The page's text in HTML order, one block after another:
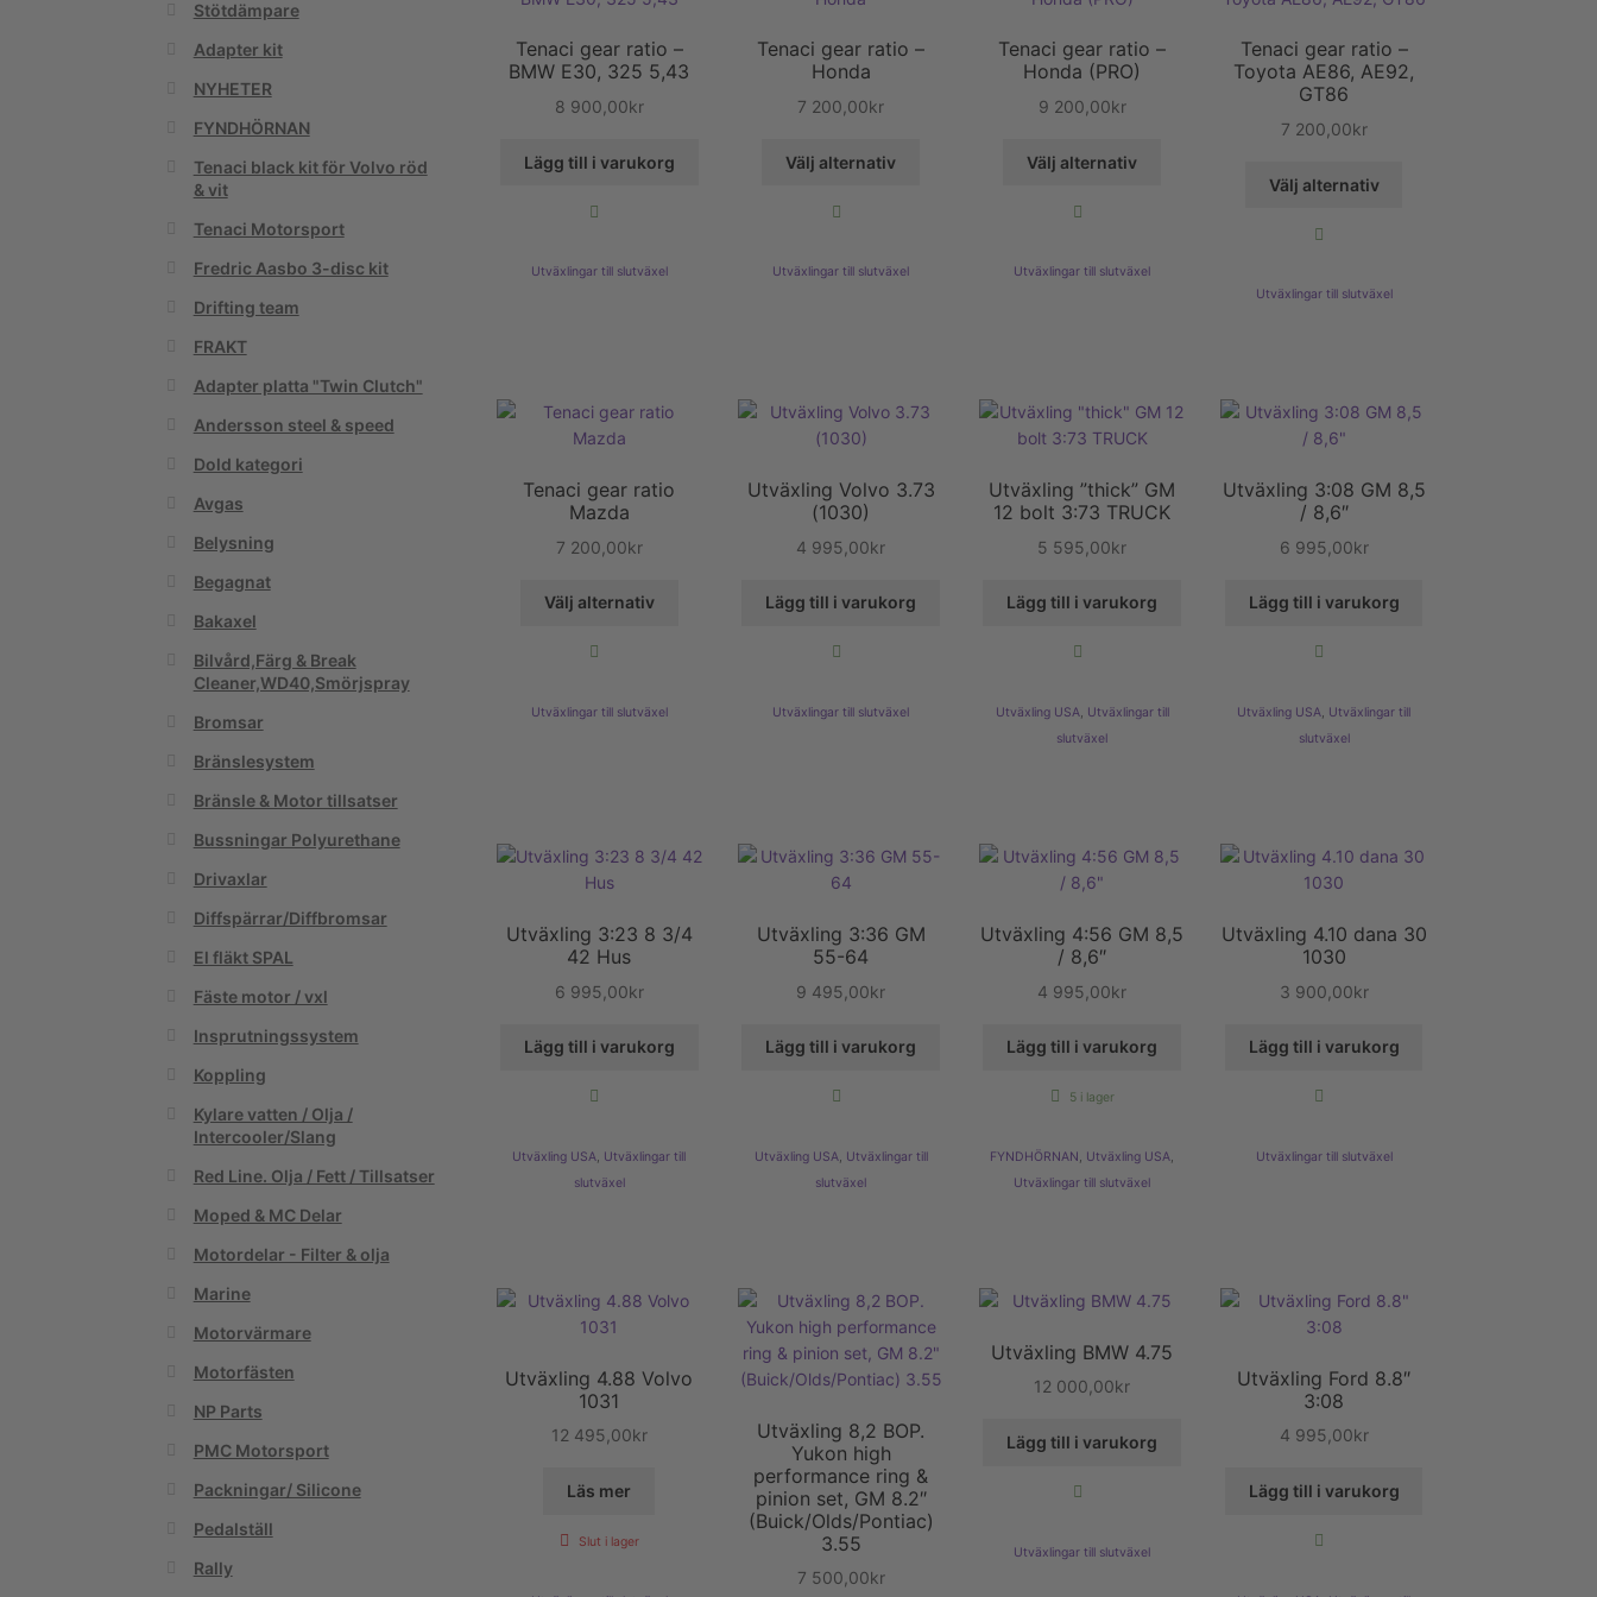
Tenaci gear ratio –
BMW E30, 325 5,43
8 900,00kr
Lägg till i varukorg
Utväxlingar till slutväxel
Tenaci gear ratio –
Honda
7 200,00kr
Välj alternativ
väljas
Utväxlingar till slutväxel
Tenaci gear ratio –
Honda (PRO)
9 200,00kr
Välj alternativ
väljas
Utväxlingar till slutväxel
Tenaci gear ratio –
Toyota AE86, AE92,
GT86
7 200,00kr
Välj alternativ
kan
produktsidan
Utväxlingar till slutväxel
Tenaci gear ratio
Mazda
7 200,00kr
Välj alternativ
väljas
Utväxlingar till slutväxel
Utväxling Volvo 3.73
(1030)
4 995,00kr
Lägg till i varukorg
Utväxlingar till slutväxel
Utväxling ”thick” GM
12 bolt 3:73 TRUCK
5 595,00kr
Lägg till i varukorg
Utväxling USA, Utväxlingar till
slutväxel
Utväxling 3:08 GM 8,5
/ 8,6″
6 995,00kr
Lägg till i varukorg
Utväxling USA, Utväxlingar till
slutväxel
Utväxling 3:23 8 3/4
42 Hus
6 995,00kr
Lägg till i varukorg
Utväxling USA, Utväxlingar till
slutväxel
Utväxling 3:36 GM
55-64
9 495,00kr
Lägg till i varukorg
Utväxling USA, Utväxlingar till
slutväxel
Utväxling 4:56 GM 8,5
/ 8,6″
4 995,00kr
Lägg till i varukorg
5 i lager
FYNDHÖRNAN, Utväxling USA,
Utväxlingar till slutväxel
Utväxling 4.10 dana 30
1030
3 900,00kr
Lägg till i varukorg
Utväxlingar till slutväxel
Utväxling 4.88 Volvo
1031
12 495,00kr
Läs mer
Slut i lager
Utväxling 8,2 BOP.
Yukon high
performance ring &
pinion set, GM 8.2″
(Buick/Olds/Pontiac)
3.55
7 500,00kr
Utväxling BMW 4.75
12 000,00kr
Lägg till i varukorg
Utväxlingar till slutväxel
Utväxling Ford 8.8″
3:08
4 995,00kr
Lägg till i varukorg
Stötdämpare
Adapter kit
NYHETER
FYNDHÖRNAN
Tenaci black kit för Volvo röd
& vit
Tenaci Motorsport
Fredric Aasbo 3-disc kit
Drifting team
FRAKT
Adapter platta "Twin Clutch"
Andersson steel & speed
Dold kategori
Avgas
Belysning
Begagnat
Bakaxel
Bilvård,Färg & Break
Cleaner,WD40,Smörjspray
Bromsar
Bränslesystem
Bränsle & Motor tillsatser
Bussningar Polyurethane
Drivaxlar
Diffspärrar/Diffbromsar
El fläkt SPAL
Fäste motor / vxl
Insprutningssystem
Koppling
Kylare vatten / Olja /
Intercooler/Slang
Red Line. Olja / Fett / Tillsatser
Moped & MC Delar
Motordelar - Filter & olja
Marine
Motorvärmare
Motorfästen
NP Parts
PMC Motorsport
Packningar/ Silicone
Pedalställ
Rally